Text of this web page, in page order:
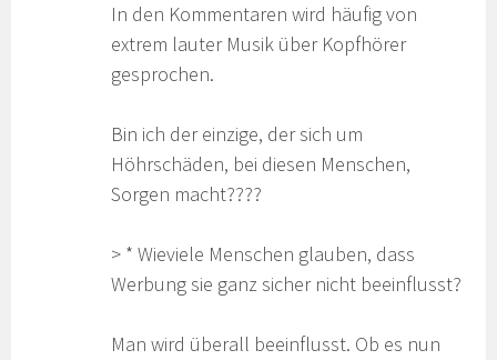
In den Kommentaren wird häufig von
extrem lauter Musik über Kopfhörer
gesprochen.
Bin ich der einzige, der sich um
Höhrschäden, bei diesen Menschen,
Sorgen macht????
> * Wieviele Menschen glauben, dass
Werbung sie ganz sicher nicht beeinflusst?
Man wird überall beeinflusst. Ob es nun